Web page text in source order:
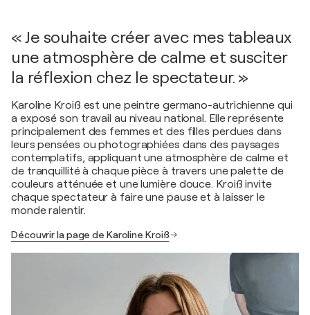
« Je souhaite créer avec mes tableaux
une atmosphère de calme et susciter
la réflexion chez le spectateur. »
Karoline Kroiß est une peintre germano-autrichienne qui
a exposé son travail au niveau national. Elle représente
principalement des femmes et des filles perdues dans
leurs pensées ou photographiées dans des paysages
contemplatifs, appliquant une atmosphère de calme et
de tranquillité à chaque pièce à travers une palette de
couleurs atténuée et une lumière douce. Kroiß invite
chaque spectateur à faire une pause et à laisser le
monde ralentir.
Découvrir la page de Karoline Kroiß